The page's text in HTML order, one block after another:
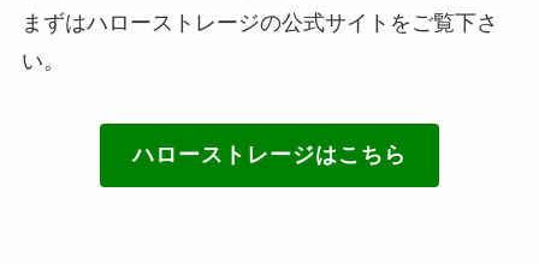
まずはハローストレージの公式サイトをご覧下さ
い。
ハローストレージはこちら